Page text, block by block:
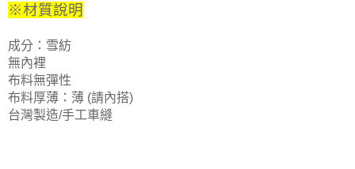
※材質說明
成分：雪紡
無內裡
布料無彈性
布料厚薄：薄 (請內搭)
台灣製造/手工車縫